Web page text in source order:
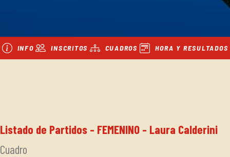
INFO INSCRITOS CUADROS HORA Y RESULTADOS
Listado de Partidos - FEMENINO - Laura Calderini
Cuadro